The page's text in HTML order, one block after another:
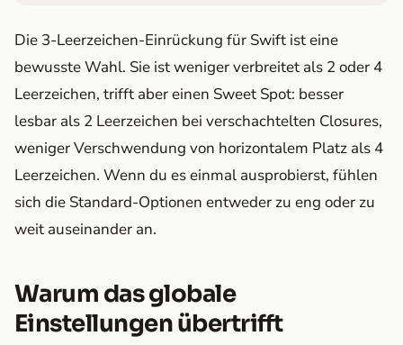
Die 3-Leerzeichen-Einrückung für Swift ist eine
bewusste Wahl. Sie ist weniger verbreitet als 2 oder 4
Leerzeichen, trifft aber einen Sweet Spot: besser
lesbar als 2 Leerzeichen bei verschachtelten Closures,
weniger Verschwendung von horizontalem Platz als 4
Leerzeichen. Wenn du es einmal ausprobierst, fühlen
sich die Standard-Optionen entweder zu eng oder zu
weit auseinander an.
Warum das globale
Einstellungen übertrifft